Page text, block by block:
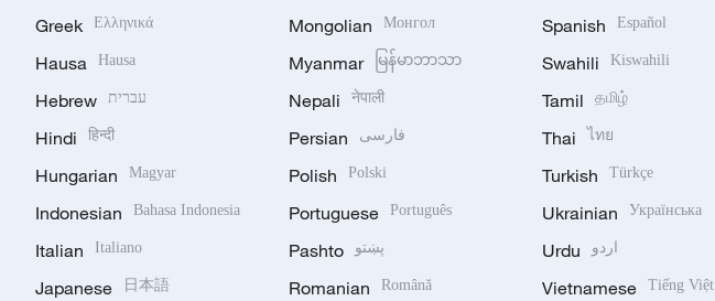
Greek Ελληνικά
Hausa Hausa
Hebrew עברית
Hindi हिन्दी
Hungarian Magyar
Indonesian Bahasa Indonesia
Italian Italiano
Japanese 日本語
Mongolian Монгол
Myanmar မြန်မာဘာသာ
Nepali नेपाली
Persian فارسی
Polish Polski
Portuguese Português
Pashto پښتو
Romanian Română
Spanish Español
Swahili Kiswahili
Tamil தமிழ்
Thai ไทย
Turkish Türkçe
Ukrainian Українська
Urdu اردو
Vietnamese Tiếng Việt